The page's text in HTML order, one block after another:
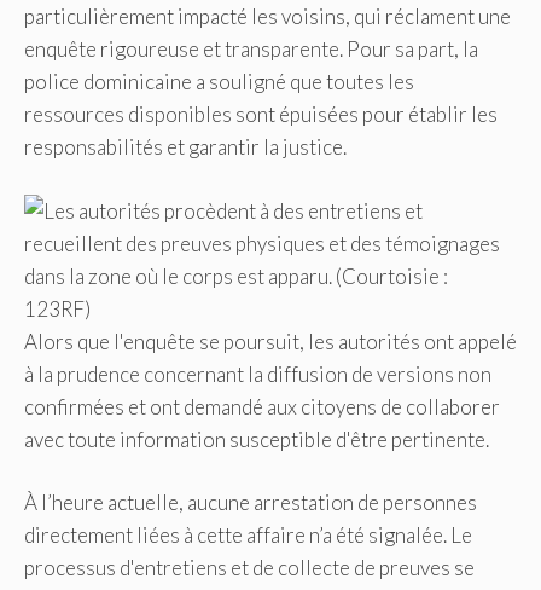
particulièrement impacté les voisins, qui réclament une
enquête rigoureuse et transparente. Pour sa part, la
police dominicaine a souligné que toutes les
ressources disponibles sont épuisées pour établir les
responsabilités et garantir la justice.
Alors que l'enquête se poursuit, les autorités ont appelé
à la prudence concernant la diffusion de versions non
confirmées et ont demandé aux citoyens de collaborer
avec toute information susceptible d'être pertinente.
À l’heure actuelle, aucune arrestation de personnes
directement liées à cette affaire n’a été signalée. Le
processus d'entretiens et de collecte de preuves se